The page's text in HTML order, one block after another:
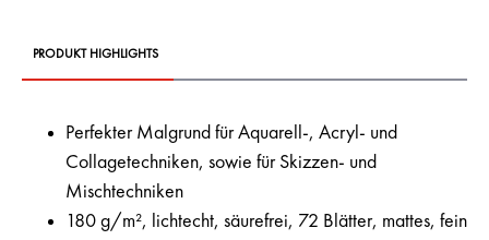
PRODUKT HIGHLIGHTS
Perfekter Malgrund für Aquarell-, Acryl- und
Collagetechniken, sowie für Skizzen- und
Mischtechniken
180 g/m², lichtecht, säurefrei, 72 Blätter, mattes, fein